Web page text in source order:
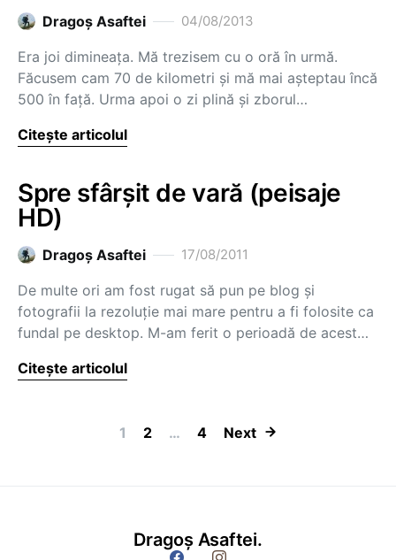
Dragoş Asaftei 04/08/2013
Era joi dimineața. Mă trezisem cu o oră în urmă.
Făcusem cam 70 de kilometri și mă mai așteptau încă
500 în față. Urma apoi o zi plină și zborul…
Citește articolul
Spre sfârșit de vară (peisaje
HD)
Dragoş Asaftei 17/08/2011
De multe ori am fost rugat să pun pe blog și
fotografii la rezoluție mai mare pentru a fi folosite ca
fundal pe desktop. M-am ferit o perioadă de acest…
Citește articolul
Paginație
1 2 … 4 Next
Dragoș Asaftei.